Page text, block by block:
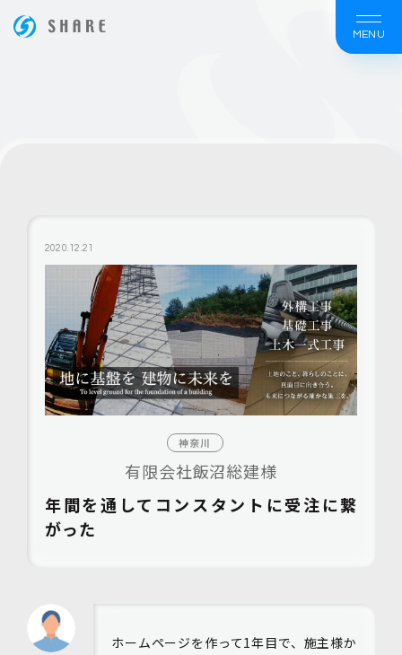
MENU
2020.12.21
神奈川
有限会社飯沼総建様
年間を通してコンスタントに受注に繋
がった
ホームページを作って1年目で、施主様か